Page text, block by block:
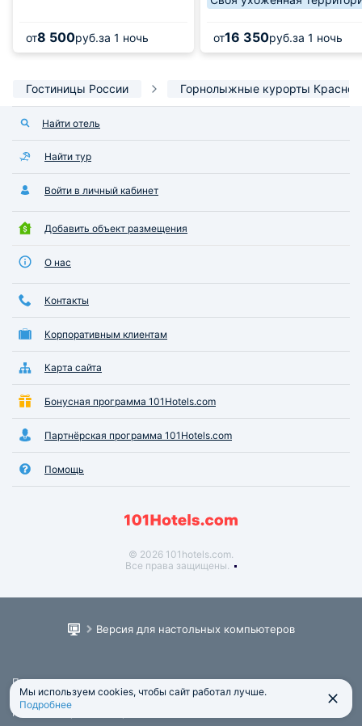
от8 500руб.за 1 ночь от16 350руб.за 1 ночь
Гостиницы России Горнолыжные курорты
Найти отель
Найти тур
Войти в личный кабинет
Добавить объект размещения
О нас
Контакты
Корпоративным клиентам
Карта сайта
Бонусная программа 101Hotels.com
Партнёрская программа 101Hotels.com
Помощь
© 2026 101hotels.com.
Все права защищены.
Версия для настольных компьютеров
Пользовательское соглашение
Юридическая информация
Политика обработки персональных данных
Мы используем cookies, чтобы сайт работал лучше.
Подробнее